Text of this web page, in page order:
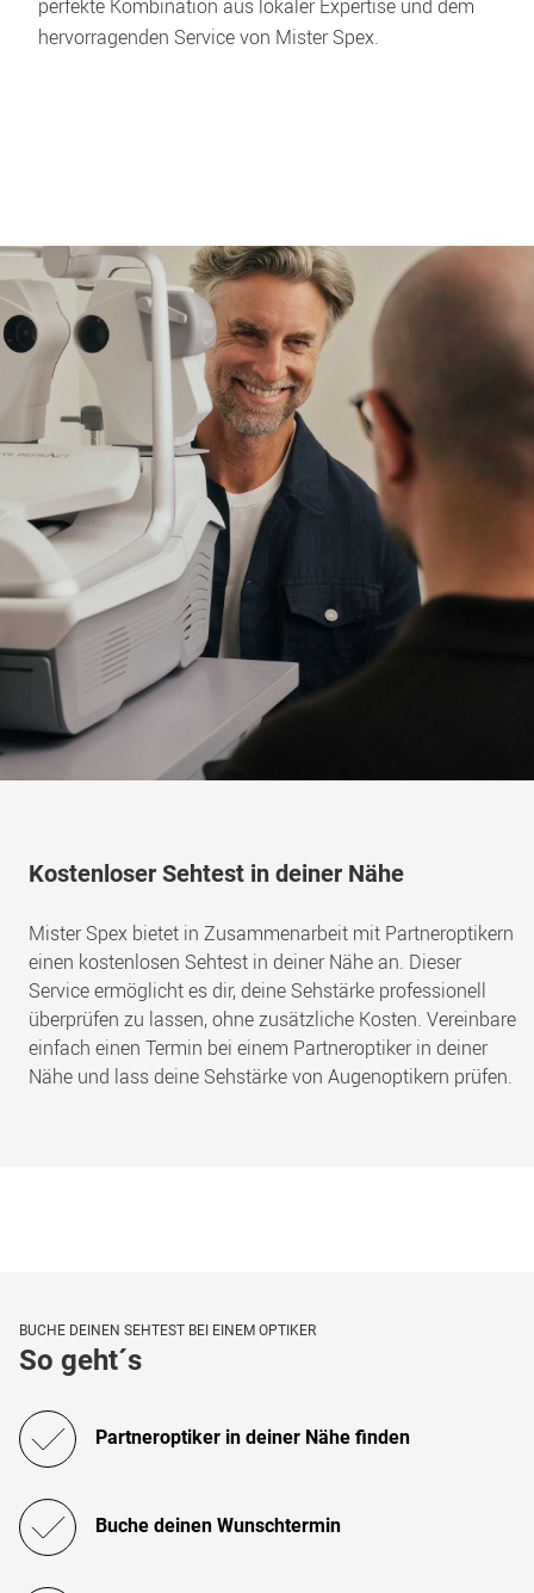
perfekte Kombination aus lokaler Expertise und dem
hervorragenden Service von Mister Spex.
Kostenloser Sehtest in deiner Nähe
Mister Spex bietet in Zusammenarbeit mit Partneroptikern
einen kostenlosen Sehtest in deiner Nähe an. Dieser
Service ermöglicht es dir, deine Sehstärke professionell
überprüfen zu lassen, ohne zusätzliche Kosten. Vereinbare
einfach einen Termin bei einem Partneroptiker in deiner
Nähe und lass deine Sehstärke von Augenoptikern prüfen.
BUCHE DEINEN SEHTEST BEI EINEM OPTIKER
So geht´s
Partneroptiker in deiner Nähe finden
Buche deinen Wunschtermin